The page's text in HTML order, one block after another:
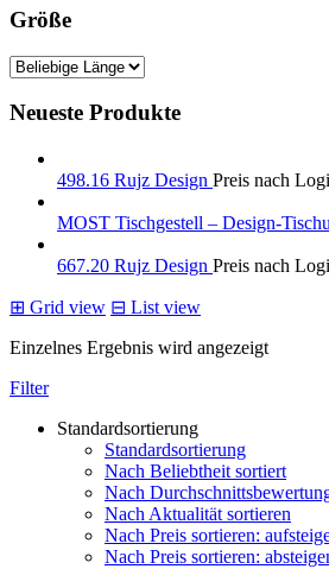
Größe
Neueste Produkte
498.16 Rujz Design Preis nach
MOST Tischgestell – Design-
667.20 Rujz Design Preis nach
⊞ Grid view ⊟ List view
Einzelnes Ergebnis wird angezeigt
Filter
Standardsortierung
Standardsortierung
Nach Beliebtheit sortiert
Nach
Nach Aktualität sortieren
Nach Preis sortieren:
Nach Preis sortieren: